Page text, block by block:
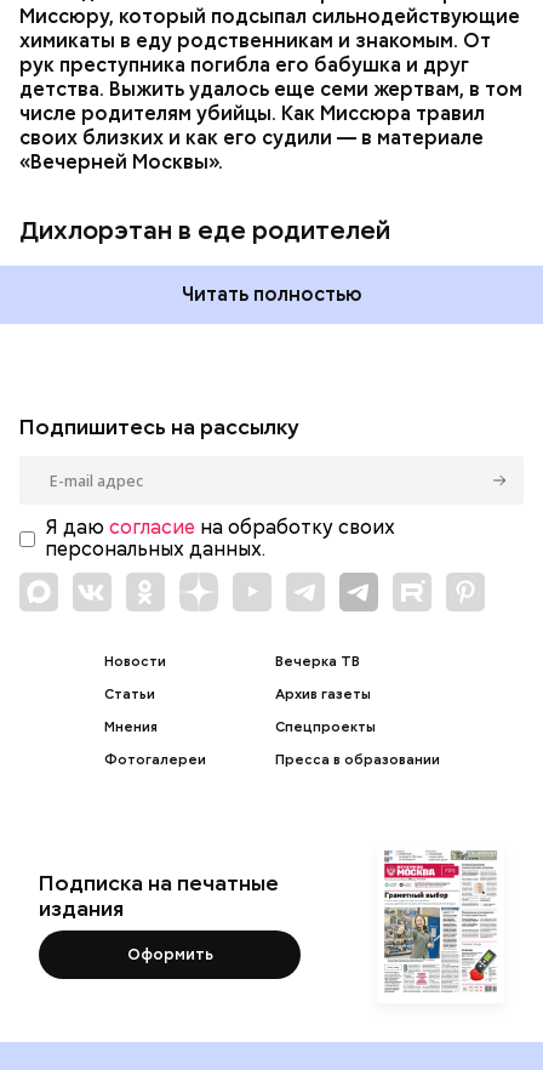
Миссюру, который подсыпал сильнодействующие
химикаты в еду родственникам и знакомым. От
рук преступника погибла его бабушка и друг
детства. Выжить удалось еще семи жертвам, в том
числе родителям убийцы. Как Миссюра травил
своих близких и как его судили — в материале
«Вечерней Москвы».
Дихлорэтан в еде родителей
Читать полностью
Подпишитесь на рассылку
Я даю согласие на обработку своих
персональных данных.
Новости
Статьи
Мнения
Фотогалереи
Вечерка ТВ
Архив газеты
Спецпроекты
Пресса в образовании
Подписка на печатные
издания
Оформить